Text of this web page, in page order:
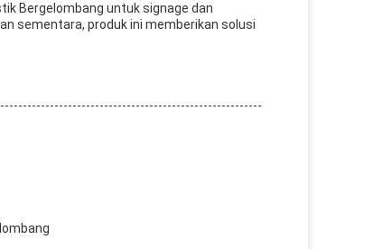
Bergelombang untuk signage dan
sementara, produk ini memberikan solusi